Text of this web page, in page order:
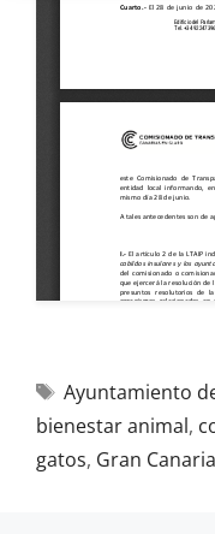
Ayuntamiento
bienestar animal,
gatos, Gran Canaria